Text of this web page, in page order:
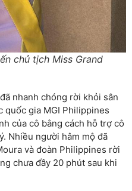
chủ tịch Miss Grand
nhanh chóng rời khỏi sân
quốc gia MGI Philippines
của cô bằng cách hỗ trợ cô
Nhiều người hâm mộ đã
và đoàn Philippines rời
chưa đầy 20 phút sau khi